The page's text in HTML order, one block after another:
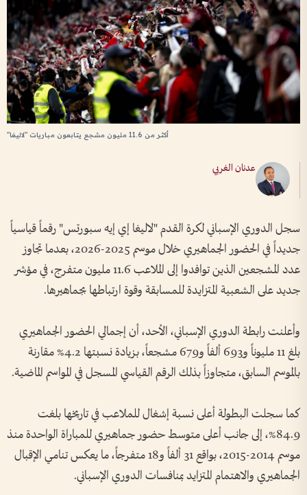
أكثر من 11.6 مليون مشجع يتابعون مباريات "لاليغا"
عدنان الغربي
سجل الدوري الإسباني لكرة القدم "لاليغا إي إيه سبورتس" رقماً قياسياً
جديداً في الحضور الجماهيري خلال موسم 2025-2026، بعدما تجاوز
عدد المشجعين الذين توافدوا إلى الملاعب 11.6 مليون متفرج، في مؤشر
جديد على الشعبية المتزايدة للمسابقة وقوة ارتباطها بجماهيرها.
وأعلنت رابطة الدوري الإسباني، الأحد، أن إجمالي الحضور الجماهيري
بلغ 11 مليوناً و693 ألفاً و679 مشجعاً، بزيادة نسبتها 4.2% مقارنة
بالموسم السابق، متجاوزاً بذلك الرقم القياسي المسجل في المواسم الماضية.
كما سجلت البطولة أعلى نسبة إشغال للملاعب في تاريخها بلغت
84.9%، إلى جانب أعلى متوسط حضور جماهيري للمباراة الواحدة منذ
موسم 2014-2015، بواقع 31 ألفاً و18 متفرجاً، ما يعكس تنامي الإقبال
الجماهيري والاهتمام المتزايد بمنافسات الدوري الإسباني.